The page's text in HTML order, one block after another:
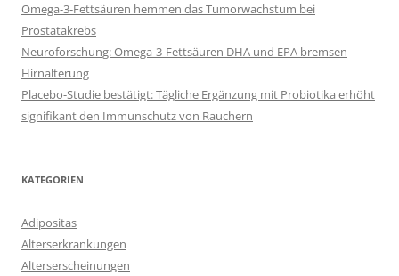
Omega-3-Fettsäuren hemmen das Tumorwachstum bei
Prostatakrebs
Neuroforschung: Omega-3-Fettsäuren DHA und EPA bremsen
Hirnalterung
Placebo-Studie bestätigt: Tägliche Ergänzung mit Probiotika erhöht
signifikant den Immunschutz von Rauchern
KATEGORIEN
Adipositas
Alterserkrankungen
Alterserscheinungen